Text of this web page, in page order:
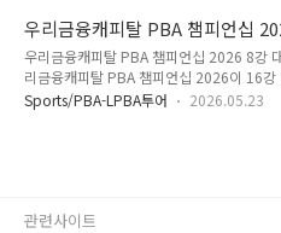
경기에서도 짧은 경기일수록 초반 리듬이 중
자주 합니다. 가장 관심..
었을 것입니다. 바로 한국의 조명우와 벨기
맞대결입니다. 이번 경기는 단순한 16강 이
다. 조명우는 이번 대회 본선 32강에서 가
보여줬고, 쿠드롱은 경험과 운영 능력에서
준이라는 평가를 받고 있기 때문입니다
우리금융캐피탈 PBA 챔피언십
관전 포인트
우리금융캐피탈 PBA 챔피언십 2026 8강
리금융캐피탈 PBA 챔피언십 2026이 16강
대진을 확정했습니다. 시즌 개막전답게 강호
사이그너, 조건휘, 마르티네스 등이 승리를
Sports/PBA-LPBA투어 2026.05.23
관련사이트